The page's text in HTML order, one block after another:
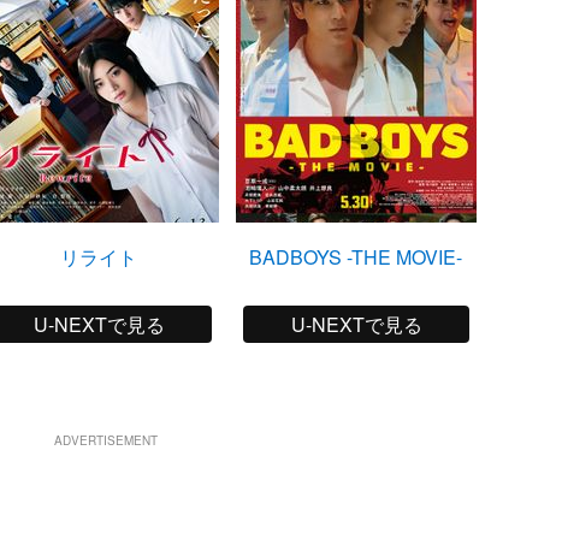
リライト
U-NEXTで見る
BADBOYS -THE MOVIE-
U-NEXTで見る
ADVERTISEMENT